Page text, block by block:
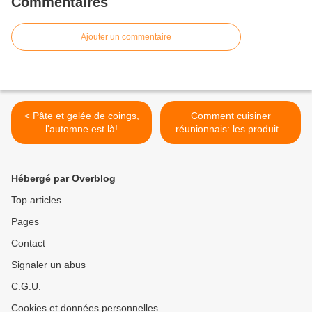
Ajouter un commentaire
< Pâte et gelée de coings,
l'automne est là!
Comment cuisiner
réunionnais: les produits,
les adresses, les idées de
Hébergé par Overblog
Top articles
Pages
Contact
Signaler un abus
C.G.U.
Cookies et données personnelles